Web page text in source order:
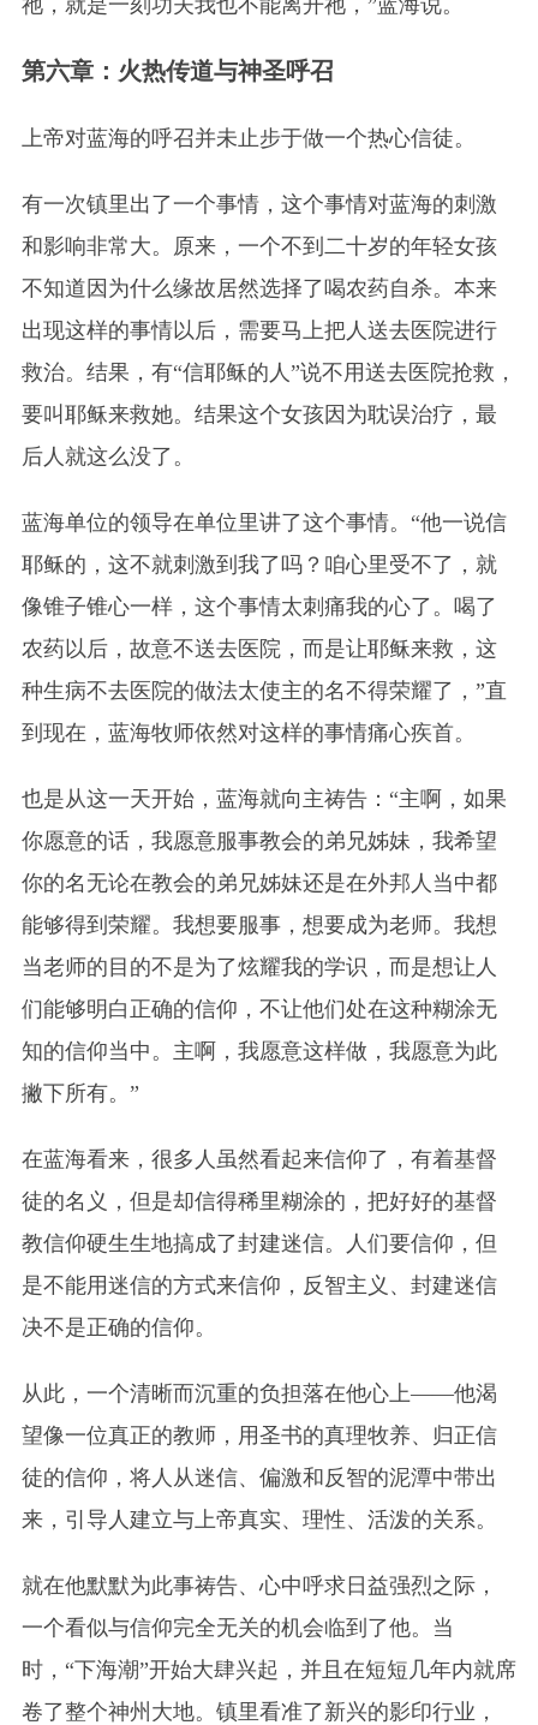
第六章：火热传道与神圣呼召
上帝对蓝海的呼召并未止步于做一个热心信徒。
有一次镇里出了一个事情，这个事情对蓝海的刺激
和影响非常大。原来，一个不到二十岁的年轻女孩
不知道因为什么缘故居然选择了喝农药自杀。本来
出现这样的事情以后，需要马上把人送去医院进行
救治。结果，有“信耶稣的人”说不用送去医院抢救，
要叫耶稣来救她。结果这个女孩因为耽误治疗，最
后人就这么没了。
蓝海单位的领导在单位里讲了这个事情。“他一说信
耶稣的，这不就刺激到我了吗？咱心里受不了，就
像锥子锥心一样，这个事情太刺痛我的心了。喝了
农药以后，故意不送去医院，而是让耶稣来救，这
种生病不去医院的做法太使主的名不得荣耀了，”直
到现在，蓝海牧师依然对这样的事情痛心疾首。
也是从这一天开始，蓝海就向主祷告：“主啊，如果
你愿意的话，我愿意服事教会的弟兄姊妹，我希望
你的名无论在教会的弟兄姊妹还是在外邦人当中都
能够得到荣耀。我想要服事，想要成为老师。我想
当老师的目的不是为了炫耀我的学识，而是想让人
们能够明白正确的信仰，不让他们处在这种糊涂无
知的信仰当中。主啊，我愿意这样做，我愿意为此
撇下所有。”
在蓝海看来，很多人虽然看起来信仰了，有着基督
徒的名义，但是却信得稀里糊涂的，把好好的基督
教信仰硬生生地搞成了封建迷信。人们要信仰，但
是不能用迷信的方式来信仰，反智主义、封建迷信
决不是正确的信仰。
从此，一个清晰而沉重的负担落在他心上——他渴
望像一位真正的教师，用圣书的真理牧养、归正信
徒的信仰，将人从迷信、偏激和反智的泥潭中带出
来，引导人建立与上帝真实、理性、活泼的关系。
就在他默默为此事祷告、心中呼求日益强烈之际，
一个看似与信仰完全无关的机会临到了他。当
时，“下海潮”开始大肆兴起，并且在短短几年内就席
卷了整个神州大地。镇里看准了新兴的影印行业，